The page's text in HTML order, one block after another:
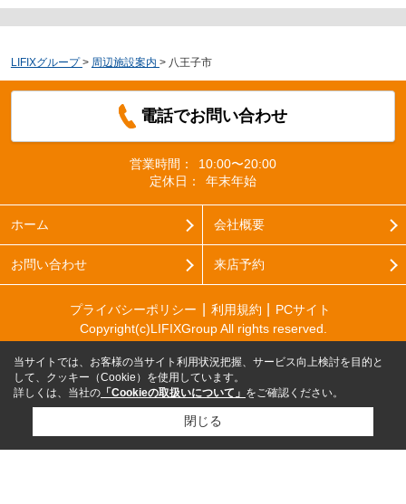
LIFIXグループ > 周辺施設案内 > 八王子市
電話でお問い合わせ
営業時間：
10:00〜20:00
定休日：
年末年始
ホーム 会社概要
お問い合わせ 来店予約
プライバシーポリシー 利用規約
PCサイト
Copyright(c)LIFIXGroup All rights reserved.
当サイトでは、お客様の当サイト利用状況把握、サービス向上検討を目的と
して、クッキー（Cookie）を使用しています。
詳しくは、当社の 「Cookieの取扱いについて」 をご確認ください。
閉じる